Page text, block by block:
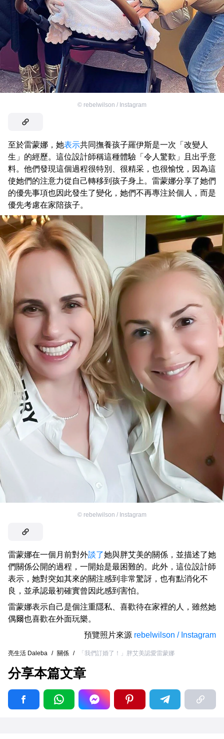
© rebelwilson / Instagram
至於雷蒙娜，她表示共同撫養孩子羅伊斯是一次「改變人
生」的經歷。這位設計師稱這種體驗「令人驚歎」且出乎意
料。他們發現這個過程很特別、很精采，也很愉悅，因為這
使她們的注意力從自己轉移到孩子身上。雷蒙娜分享了她們
的優先事項也因此發生了變化，她們不再專注於個人，而是
優先考慮在家陪孩子。
© rebelwilson / Instagram
雷蒙娜在一個月前對外談了她與胖艾美的關係，並描述了她
們關係公開的過程，一開始是最困難的。此外，這位設計師
表示，她對突如其來的關注感到非常驚訝，也有點消化不
良，並承認最初確實曾因此感到害怕。
雷蒙娜表示自己是個注重隱私、喜歡待在家裡的人，雖然她
偶爾也喜歡在外面玩樂。
預覽照片來源 rebelwilson / Instagram
亮生活 Daleba / 關係 / 「我們訂婚了！」胖艾美認愛雷蒙娜
分享本篇文章